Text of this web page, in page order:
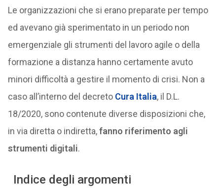
Le organizzazioni che si erano preparate per tempo
ed avevano già sperimentato in un periodo non
emergenziale gli strumenti del lavoro agile o della
formazione a distanza hanno certamente avuto
minori difficoltà a gestire il momento di crisi. Non a
caso all’interno del decreto Cura Italia, il D.L.
18/2020, sono contenute diverse disposizioni che,
in via diretta o indiretta,fanno riferimento agli
strumenti digitali.
Indice degli argomenti